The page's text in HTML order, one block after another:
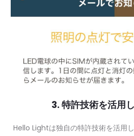
3. 特許技術を活用
Hello Lightは独自の特許技術を活用